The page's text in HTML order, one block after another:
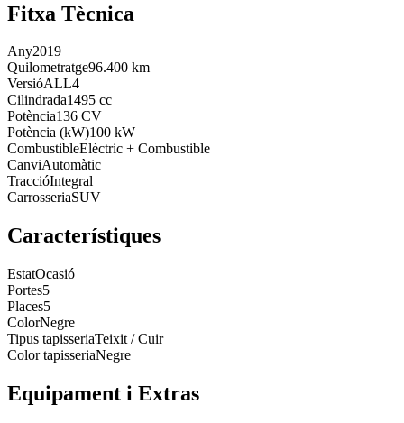
Fitxa Tècnica
Any2019
Quilometratge96.400 km
VersióALL4
Cilindrada1495 cc
Potència136 CV
Potència (kW)100 kW
CombustibleElèctric + Combustible
CanviAutomàtic
TraccióIntegral
CarrosseriaSUV
Característiques
EstatOcasió
Portes5
Places5
ColorNegre
Tipus tapisseriaTeixit / Cuir
Color tapisseriaNegre
Equipament i Extras